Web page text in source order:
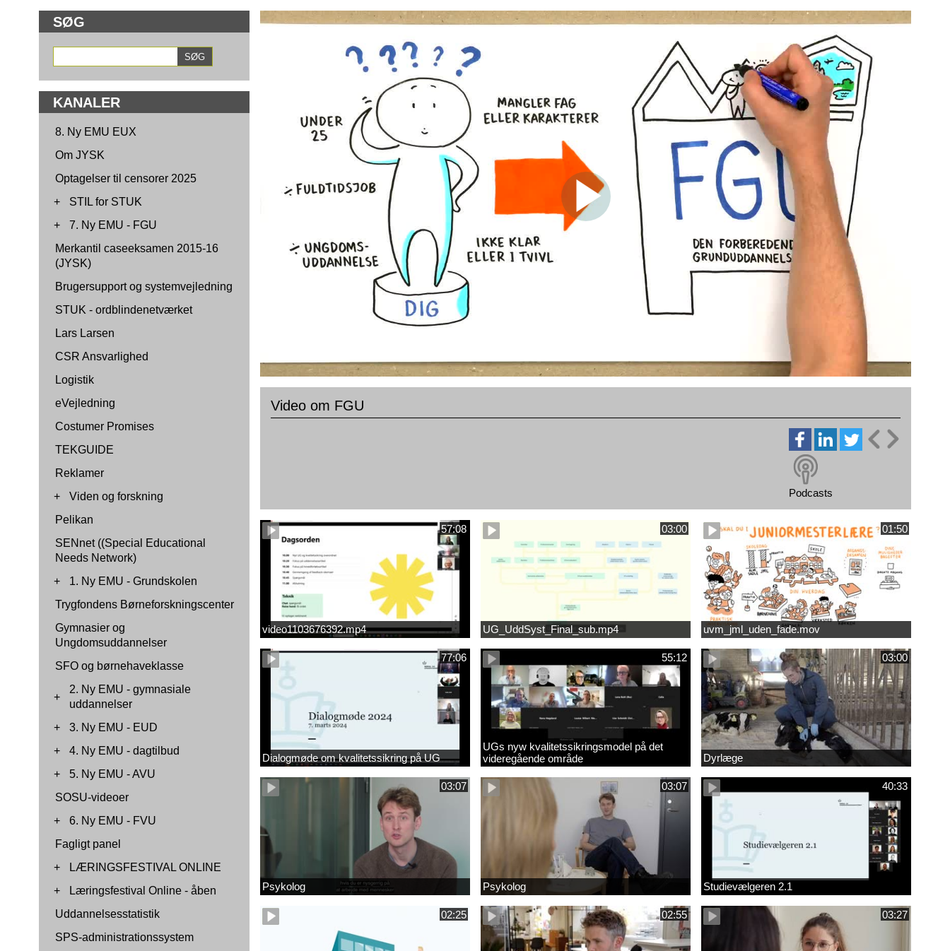
SØG
KANALER
8. Ny EMU EUX
Om JYSK
Optagelser til censorer 2025
+
STIL for STUK
+
7. Ny EMU - FGU
Merkantil caseeksamen 2015-16
(JYSK)
Brugersupport og systemvejledning
STUK - ordblindenetværket
Lars Larsen
CSR Ansvarlighed
Logistik
eVejledning
Costumer Promises
TEKGUIDE
Reklamer
+
Viden og forskning
Pelikan
SENnet ((Special Educational
Needs Network)
+
1. Ny EMU - Grundskolen
Trygfondens Børneforskningscenter
Gymnasier og
Ungdomsuddannelser
SFO og børnehaveklasse
+
2. Ny EMU - gymnasiale
uddannelser
+
3. Ny EMU - EUD
+
4. Ny EMU - dagtilbud
+
5. Ny EMU - AVU
SOSU-videoer
+
6. Ny EMU - FVU
Fagligt panel
+
LÆRINGSFESTIVAL ONLINE
+
Læringsfestival Online - åben
Uddannelsesstatistik
SPS-administrationssystem
Video om FGU
Podcasts
57:08
video1103676392.mp4
03:00
UG_UddSyst_Final_sub.mp4
01:50
uvm_jml_uden_fade.mov
77:06
Dialogmøde om kvalitetssikring på UG
55:12
UGs nyw kvalitetssikringsmodel på det
videregående område
03:00
Dyrlæge
03:07
Psykolog
03:07
Psykolog
40:33
Studievælgeren 2.1
02:25 02:55 03:27